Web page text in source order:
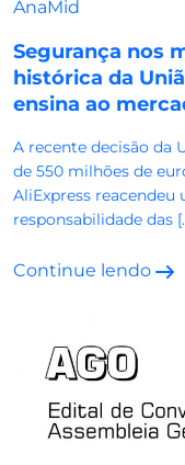
AnaMid
Segurança nos
histórica da
ensina ao
A recente decisão da
de 550 milhões de
AliExpress
responsabilidade das
Continue lendo